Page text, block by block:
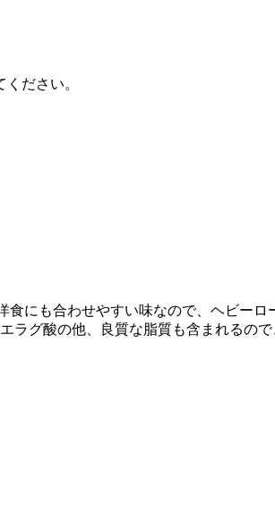
ださい。
にも合わせやすい味なので、ヘビーロ
ラグ酸の他、良質な脂質も含まれるの